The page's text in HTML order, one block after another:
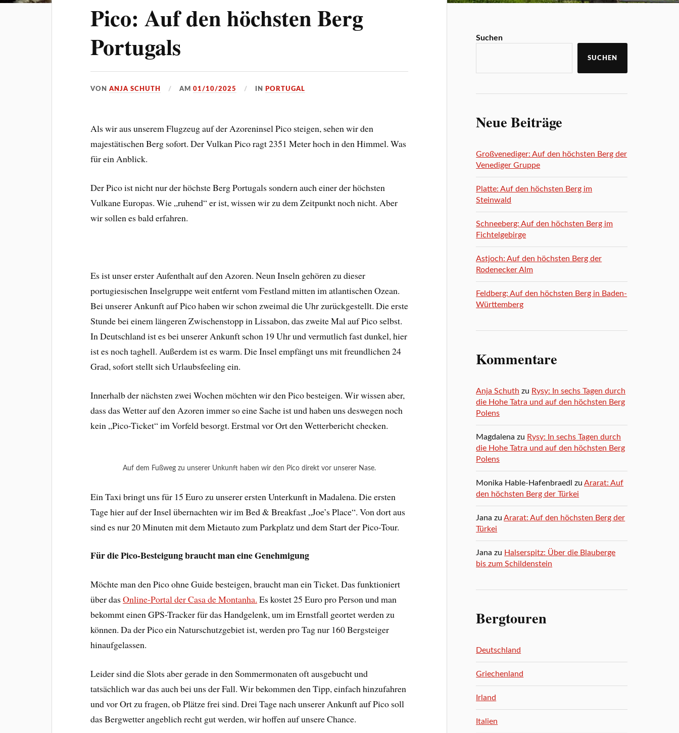
Pico: Auf den höchsten Berg
Portugals
VONANJA SCHUTH AM01/10/2025 IN PORTUGAL
Als wir aus unserem Flugzeug auf der Azoreninsel Pico steigen, sehen wir den
majestätischen Berg sofort. Der Vulkan Pico ragt 2351 Meter hoch in den Himmel. Was
für ein Anblick.
Der Pico ist nicht nur der höchste Berg Portugals sondern auch einer der höchsten
Vulkane Europas. Wie „ruhend“ er ist, wissen wir zu dem Zeitpunkt noch nicht. Aber
wir sollen es bald erfahren.
Es ist unser erster Aufenthalt auf den Azoren. Neun Inseln gehören zu dieser
portugiesischen Inselgruppe weit entfernt vom Festland mitten im atlantischen Ozean.
Bei unserer Ankunft auf Pico haben wir schon zweimal die Uhr zurückgestellt. Die erste
Stunde bei einem längeren Zwischenstopp in Lissabon, das zweite Mal auf Pico selbst.
In Deutschland ist es bei unserer Ankunft schon 19 Uhr und vermutlich fast dunkel, hier
ist es noch taghell. Außerdem ist es warm. Die Insel empfängt uns mit freundlichen 24
Grad, sofort stellt sich Urlaubsfeeling ein.
Innerhalb der nächsten zwei Wochen möchten wir den Pico besteigen. Wir wissen aber,
dass das Wetter auf den Azoren immer so eine Sache ist und haben uns deswegen noch
kein „Pico-Ticket“ im Vorfeld besorgt. Erstmal vor Ort den Wetterbericht checken.
Auf dem Fußweg zu unserer Unkunft haben wir den Pico direkt vor unserer Nase.
Ein Taxi bringt uns für 15 Euro zu unserer ersten Unterkunft in Madalena. Die ersten
Tage hier auf der Insel übernachten wir im Bed & Breakfast „Joe’s Place“. Von dort aus
sind es nur 20 Minuten mit dem Mietauto zum Parkplatz und dem Start der Pico-Tour.
Für die Pico-Besteigung braucht man eine Genehmigung
Möchte man den Pico ohne Guide besteigen, braucht man ein Ticket. Das funktioniert
über dasOnline-Portal der Casa de Montanha. Es kostet 25 Euro pro Person und man
bekommt einen GPS-Tracker für das Handgelenk, um im Ernstfall geortet werden zu
können. Da der Pico ein Naturschutzgebiet ist, werden pro Tag nur 160 Bergsteiger
hinaufgelassen.
Leider sind die Slots aber gerade in den Sommermonaten oft ausgebucht und
tatsächlich war das auch bei uns der Fall. Wir bekommen den Tipp, einfach hinzufahren
und vor Ort zu fragen, ob Plätze frei sind. Drei Tage nach unserer Ankunft auf Pico soll
das Bergwetter angeblich recht gut werden, wir hoffen auf unsere Chance.
Suchen
SUCHEN
Neue Beiträge
Großvenediger: Auf den höchsten Berg der
Venediger Gruppe
Platte: Auf den höchsten Berg im
Steinwald
Schneeberg: Auf den höchsten Berg im
Fichtelgebirge
Astjoch: Auf den höchsten Berg der
Rodenecker Alm
Feldberg: Auf den höchsten Berg in Baden-
Württemberg
Kommentare
Anja Schuth zu Rysy: In sechs Tagen durch
die Hohe Tatra und auf den höchsten Berg
Polens
Magdalena zu Rysy: In sechs Tagen durch
die Hohe Tatra und auf den höchsten Berg
Polens
Monika Hable-Hafenbraedl zuArarat: Auf
den höchsten Berg der Türkei
Jana zuArarat: Auf den höchsten Berg der
Türkei
Jana zu Halserspitz: Über die Blauberge
bis zum Schildenstein
Bergtouren
Deutschland
Griechenland
Irland
Italien